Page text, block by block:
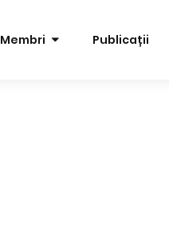
Membri Publicații